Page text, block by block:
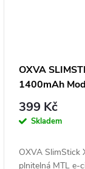
OXVA
1400mAh
399 Kč
Skladem
OXVA SlimStick
plnitelná MTL e-